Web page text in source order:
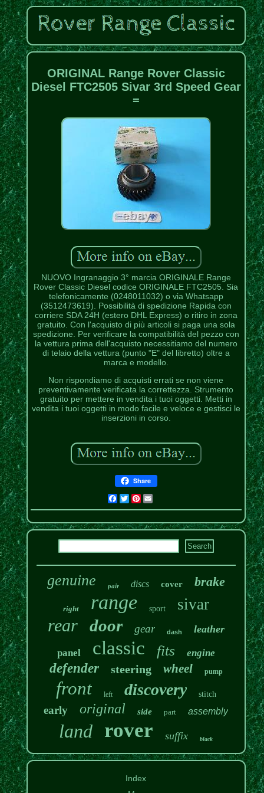
ORIGINAL Range Rover Classic
Diesel FTC2505 Sivar 3rd Speed Gear
=
NUOVO Ingranaggio 3° marcia ORIGINALE Range
Rover Classic Diesel codice ORIGINALE FTC2505. Sia
telefonicamente (0248011032) o via Whatsapp
(3512473619). Possibilità di spedizione Rapida con
corriere SDA 24H (estero DHL Express) o ritiro in zona
gratuito. Con l'acquisto di più articoli si paga una sola
spedizione. Per verificare la compatibilità del pezzo con
la vettura prima dell'acquisto necessitiamo del numero
di telaio della vettura (punto "E" del libretto) oltre a
marca e modello.
Non rispondiamo di acquisti errati se non viene
preventivamente verificata la correttezza. Strumento
gratuito per mettere in vendita i tuoi oggetti. Metti in
vendita i tuoi oggetti in modo facile e veloce e gestisci le
inserzioni in corso.
Share
Facebook
TwitterPinterest
genuine pair discs cover brake
right range sport sivar
rear door gear dash leather
panel classic fits engine
defender steering wheel pump
front left discovery stitch
early original side part assembly
land rover suffix black
Index